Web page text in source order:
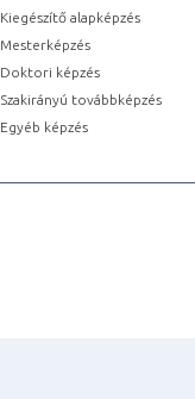
Kiegészítő alapképzés
Mesterképzés
Doktori képzés
Szakirányú továbbképzés
Egyéb képzés